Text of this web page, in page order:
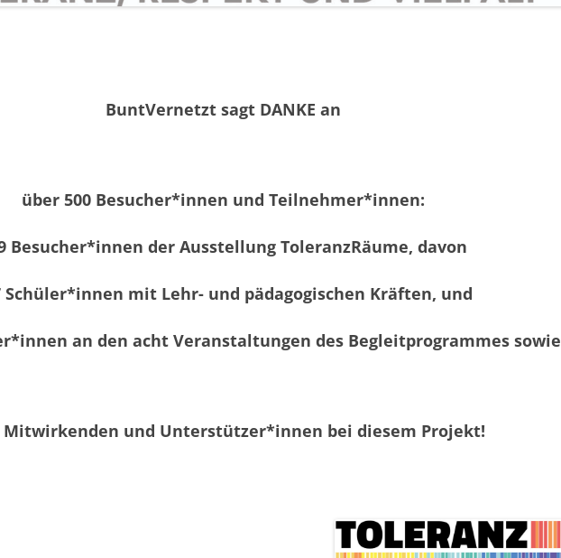
04.09. – PIZZA UND POLITIK 2.0
06.09. – KINDERBUCHLESUNG –
BuntVernetzt sagt DANKE an
über 500 Besucher*innen und Teilnehmer*innen:
Besucher*innen der Ausstellung ToleranzRäume, davon
Schüler*innen mit Lehr- und pädagogischen Kräften, und
an den acht Veranstaltungen des Begleitprogrammes sowie
Mitwirkenden und Unterstützer*innen bei diesem Projekt!